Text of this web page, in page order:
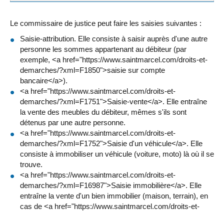
Le commissaire de justice peut faire les saisies suivantes :
Saisie-attribution. Elle consiste à saisir auprès d'une autre
personne les sommes appartenant au débiteur (par
exemple, <a href="https://www.saintmarcel.com/droits-et-
demarches/?xml=F1850">saisie sur compte
bancaire</a>).
<a href="https://www.saintmarcel.com/droits-et-
demarches/?xml=F1751">Saisie-vente</a>. Elle entraîne
la vente des meubles du débiteur, mêmes s'ils sont
détenus par une autre personne.
<a href="https://www.saintmarcel.com/droits-et-
demarches/?xml=F1752">Saisie d'un véhicule</a>. Elle
consiste à immobiliser un véhicule (voiture, moto) là où il se
trouve.
<a href="https://www.saintmarcel.com/droits-et-
demarches/?xml=F16987">Saisie immobilière</a>. Elle
entraîne la vente d'un bien immobilier (maison, terrain), en
cas de <a href="https://www.saintmarcel.com/droits-et-